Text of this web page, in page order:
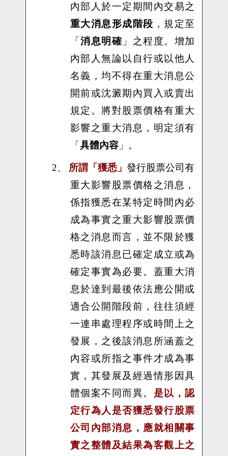
內部人於一定期間內交易之
重大消息形成階段 ，規定至
「消息明確 」之程度。增加
內部人無論以自行或以他人
名義，均不得在重大消息公
開前或沈澱期內買入或賣出
規定。將對股票價格有重大
影響之重大消息，明定須有
「 具體內容」。
2、 所謂「獲悉」 發行股票公司有
重大影響股票價格之消息，
係指獲悉在某特定時間內必
成為事實之重大影響股票價
格之消息而言，並不限於獲
悉時該消息已確定成立或為
確定事實為必要。蓋重大消
息於達到最後依法應公開或
適合公開階段前，往往須經
一連串處理程序或時間上之
發展，之後該消息所涵蓋之
內容或所指之事件才成為事
實，其發展及經過情形因具
體個案不同而異。 是以，認
定行為人是否獲悉發行股票
公司內部消息，應就相關事
實之整體及結果為客觀上之